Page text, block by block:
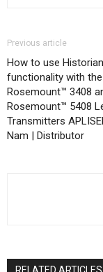
Previous article
How to use Historian
functionality with the
Rosemount™ 3408
Rosemount™ 5408
Transmitters
Nam | Distributor
RELATED ARTICLES